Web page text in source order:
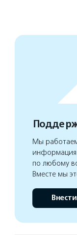
Мы
информация
по любому
Вместе мы